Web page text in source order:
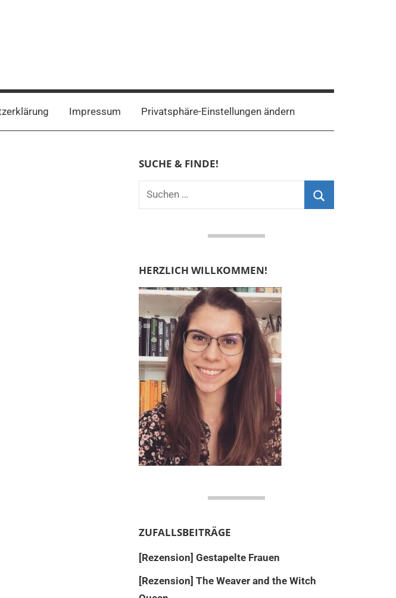
Impressum Privatsphäre-Einstellungen ändern
SUCHE & FINDE!
Suchen
HERZLICH WILLKOMMEN!
ZUFALLSBEITRÄGE
[Rezension] Gestapelte Frauen
[Rezension] The Weaver and the Witch